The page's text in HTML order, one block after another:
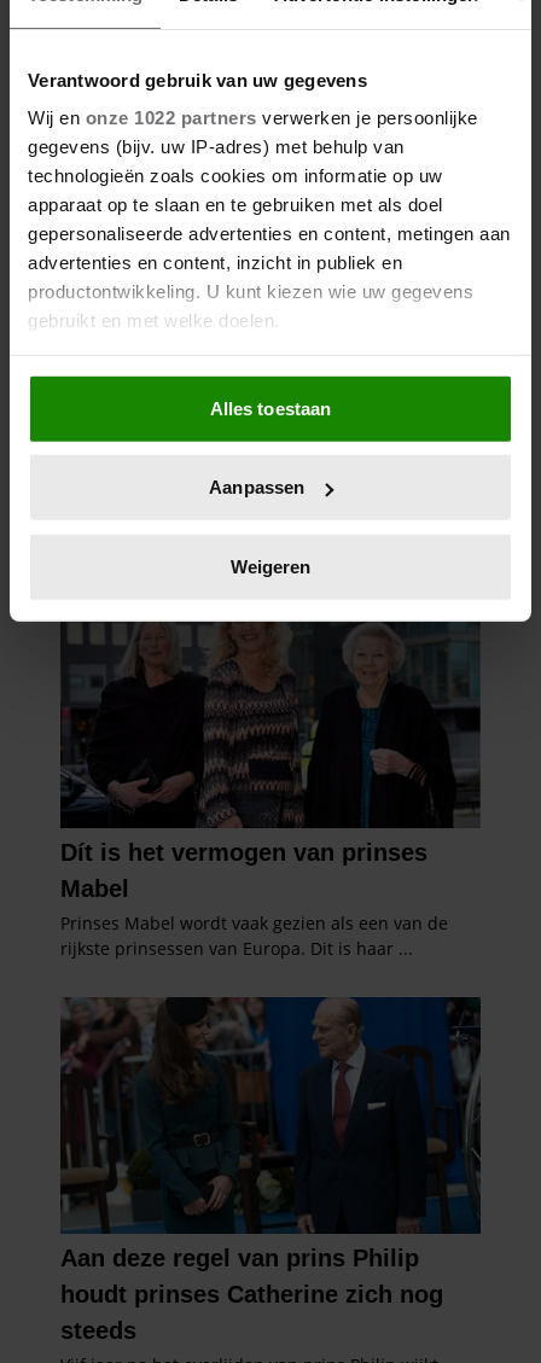
Verantwoord gebruik van uw gegevens
Wij en onze 1022 partners verwerken je persoonlijke
gegevens (bijv. uw IP-adres) met behulp van
technologieën zoals cookies om informatie op uw
apparaat op te slaan en te gebruiken met als doel
gepersonaliseerde advertenties en content, metingen aan
advertenties en content, inzicht in publiek en
productontwikkeling. U kunt kiezen wie uw gegevens
gebruikt en met welke doelen.
Als u het toestaat, willen we ook graag:
Informatie verzamelen over uw geografische
locatie, die tot een paar meter nauwkeurig kan zijn
scannen op specifieke eigenschappen (fingerprinting)
verwerkt en stel uw voorkeuren in het
intrekken in de Cookieverklaring.
We gebruiken cookies om content en advertenties te
personaliseren, om functies voor social media te bieden
en om ons websiteverkeer te analyseren. Ook delen we
informatie over uw gebruik van onze site met onze
partners voor social media, adverteren en analyse. Deze
partners kunnen deze gegevens combineren met andere
informatie die u aan ze heeft verstrekt of die ze hebben
verzameld op basis van uw gebruik van hun services. U
gebruiken.
Alles toestaan
Aanpassen
Weigeren